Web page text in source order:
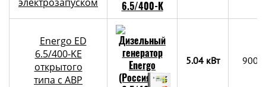
Energo ED
6.5/400-KE
открытого
типа с АВР
5.04 кВт